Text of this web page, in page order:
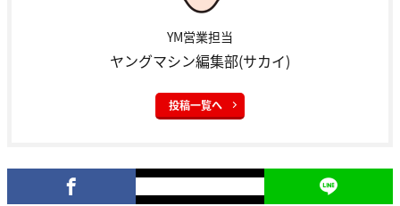
YM営業担当
ヤングマシン編集部(サカイ)
投稿一覧へ